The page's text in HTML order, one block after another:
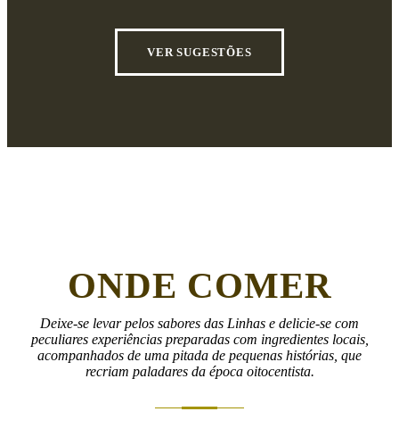
VER SUGESTÕES
ONDE COMER
Deixe-se levar pelos sabores das Linhas e delicie-se com
peculiares experiências preparadas com ingredientes locais,
acompanhados de uma pitada de pequenas histórias, que
recriam paladares da época oitocentista.